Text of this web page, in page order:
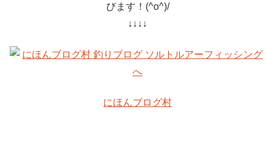
びます！(^o^)/
↓↓↓↓
にほんブログ村